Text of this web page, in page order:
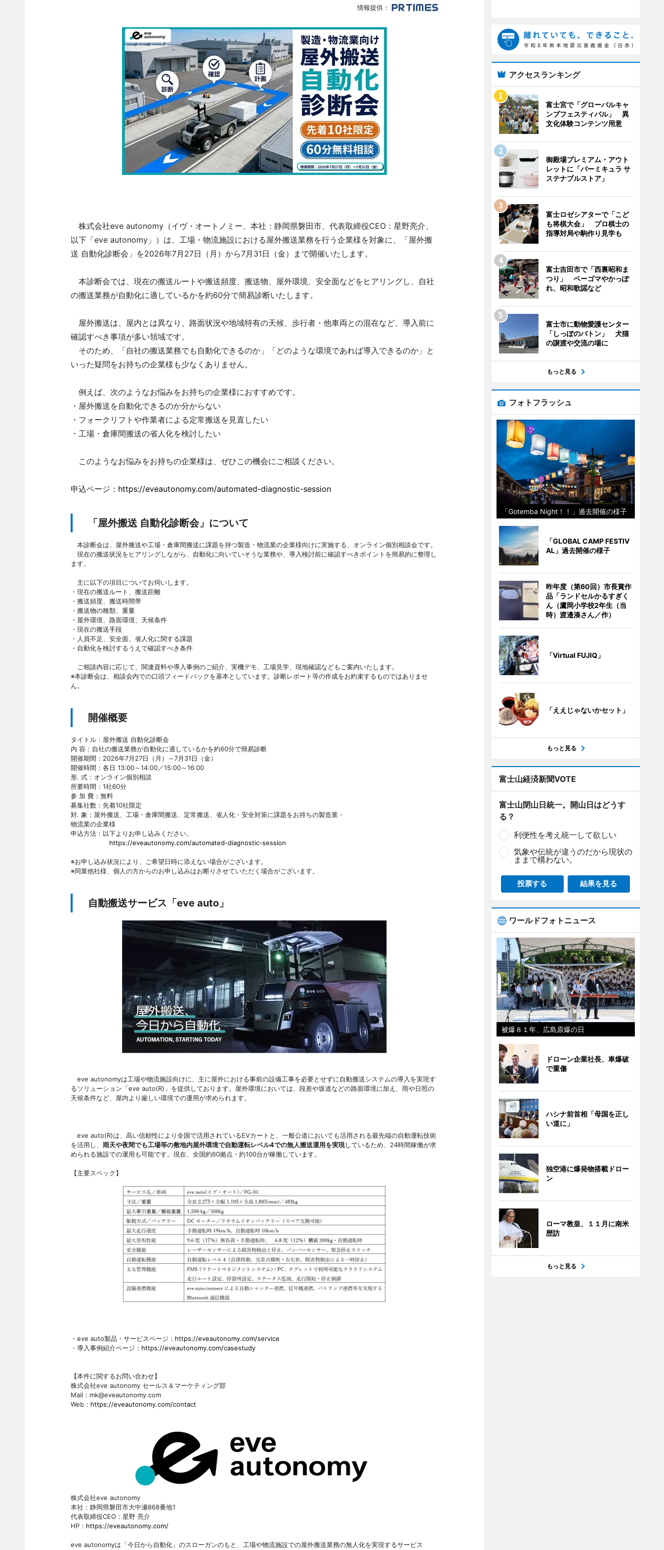
情報提供：
株式会社eve autonomy（イヴ・オートノミー、本社：静岡県磐田市、代表取締役CEO：星野亮介、
以下「eve autonomy」）は、工場・物流施設における屋外搬送業務を行う企業様を対象に、「屋外搬
送 自動化診断会」を2026年7月27日（月）から7月31日（金）まで開催いたします。
本診断会では、現在の搬送ルートや搬送頻度、搬送物、屋外環境、安全面などをヒアリングし、自社
の搬送業務が自動化に適しているかを約60分で簡易診断いたします。
屋外搬送は、屋内とは異なり、路面状況や地域特有の天候、歩行者・他車両との混在など、導入前に
確認すべき事項が多い領域です。
そのため、「自社の搬送業務でも自動化できるのか」「どのような環境であれば導入できるのか」と
いった疑問をお持ちの企業様も少なくありません。
例えば、次のようなお悩みをお持ちの企業様におすすめです。
・屋外搬送を自動化できるのか分からない
・フォークリフトや作業者による定常搬送を見直したい
・工場・倉庫間搬送の省人化を検討したい
このようなお悩みをお持ちの企業様は、ぜひこの機会にご相談ください。
申込ページ： https://eveautonomy.com/automated-diagnostic-session
「屋外搬送 自動化診断会」について
本診断会は、屋外搬送や工場・倉庫間搬送に課題を持つ製造・物流業の企業様向けに実施する、オンライン個別相談会です。
現在の搬送状況をヒアリングしながら、自動化に向いていそうな業務や、導入検討前に確認すべきポイントを簡易的に整理し
ます。
主に以下の項目についてお伺いします。
・現在の搬送ルート、搬送距離
・搬送頻度、搬送時間帯
・搬送物の種類、重量
・屋外環境、路面環境、天候条件
・現在の搬送手段
・人員不足、安全面、省人化に関する課題
・自動化を検討するうえで確認すべき条件
ご相談内容に応じて、関連資料や導入事例のご紹介、実機デモ、工場見学、現地確認などもご案内いたします。
※本診断会は、相談会内での口頭フィードバックを基本としています。診断レポート等の作成をお約束するものではありませ
ん。
開催概要
タイトル：屋外搬送 自動化診断会
内 容：自社の搬送業務が自動化に適しているかを約60分で簡易診断
開催期間：2026年7月27日（月）～7月31日（金）
開催時間：各日 13:00～14:00／15:00～16:00
形. 式：オンライン個別相談
所要時間：1社60分
参 加 費：無料
募集社数：先着10社限定
対. 象：屋外搬送、工場・倉庫間搬送、定常搬送、省人化・安全対策に課題をお持ちの製造業・
物流業の企業様
申込方法：以下よりお申し込みください。
https://eveautonomy.com/automated-diagnostic-session
※お申し込み状況により、ご希望日時に添えない場合がございます。
※同業他社様、個人の方からのお申し込みはお断りさせていただく場合がございます。
自動搬送サービス「eve auto」
eve autonomyは工場や物流施設向けに、主に屋外における事前の設備工事を必要とせずに自動搬送システムの導入を実現す
るソリューション「eve auto(R)」を提供しております。屋外環境においては、段差や坂道などの路面環境に加え、雨や日照の
天候条件など、屋内より厳しい環境での運用が求められます。
eve auto(R)は、高い信頼性により全国で活用されているEVカートと、一般公道においても活用される最先端の自動運転技術
を活用し、 雨天や夜間でも工場等の敷地内屋外環境で自動運転レベル4での無人搬送運用を実現しているため、24時間稼働が求
められる施設での運用も可能です。現在、全国約60拠点・約100台が稼働しています。
【主要スペック】
・eve auto製品・サービスページ： https://eveautonomy.com/service
・導入事例紹介ページ： https://eveautonomy.com/casestudy
【本件に関するお問い合わせ】
株式会社eve autonomy セールス＆マーケティング部
Mail：mk@eveautonomy.com
Web： https://eveautonomy.com/contact
株式会社eve autonomy
本社：静岡県磐田市大中瀬868番地1
代表取締役CEO：星野 亮介
HP： https://eveautonomy.com/
eve autonomyは「今日から自動化」のスローガンのもと、工場や物流施設での屋外搬送業務の無人化を実現するサービス
アクセスランキング
富士宮で「グローバルキャ
ンプフェスティバル」 異
文化体験コンテンツ用意
御殿場プレミアム・アウト
レットに「バーミキュラ サ
ステナブルストア」
富士ロゼシアターで「こど
も将棋大会」 プロ棋士の
指導対局や駒作り見学も
富士吉田市で「西裏昭和ま
つり」 ベーゴマやかっぽ
れ、昭和歌謡など
富士市に動物愛護センター
「しっぽのバトン」 犬猫
の譲渡や交流の場に
もっと見る
フォトフラッシュ
「Gotemba Night！！」過去開催の様子
「GLOBAL CAMP FESTIV
AL」過去開催の様子
昨年度（第60回）市長賞作
品「ランドセルかるすぎく
ん（鷹岡小学校2年生（当
時）渡邉湊さん／作）
「Virtual FUJIQ」
「ええじゃないかセット」
もっと見る
富士山経済新聞VOTE
富士山閉山日統一。開山日はどうす
る？
利便性を考え統一して欲しい
気象や伝統が違うのだから現状の
ままで構わない。
投票する 結果を見る
ワールドフォトニュース
被爆８１年、広島原爆の日
ドローン企業社長、車爆破
で重傷
ハシナ前首相「母国を正し
い道に」
独空港に爆発物搭載ドロー
ン
ローマ教皇、１１月に南米
歴訪
もっと見る